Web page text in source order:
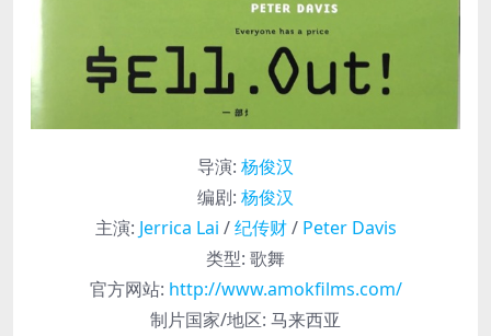
导演: 杨俊汉
编剧: 杨俊汉
主演: Jerrica Lai /纪传财/ Peter Davis
类型: 歌舞
官方网站: http://www.amokfilms.com/
制片国家/地区: 马来西亚